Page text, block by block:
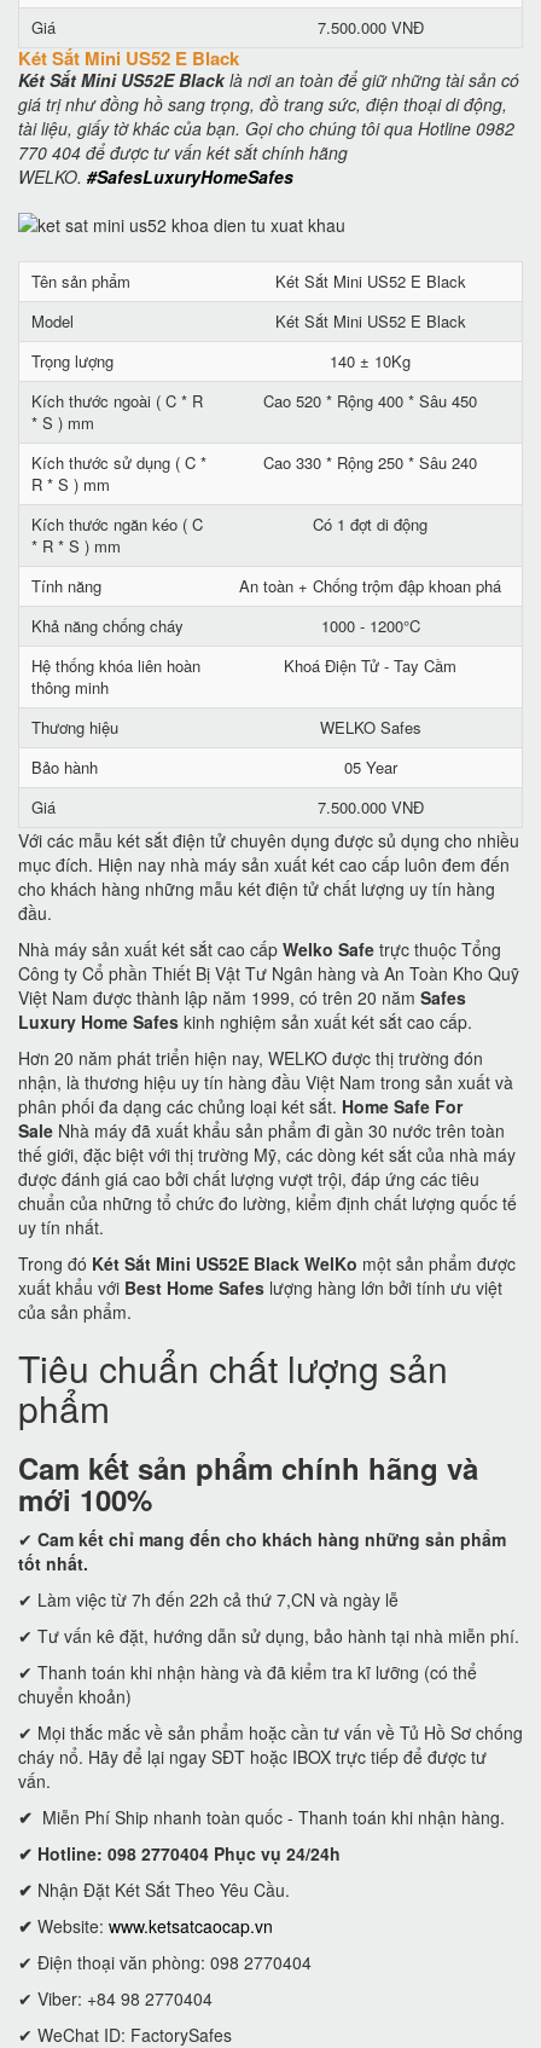
Giá 7.500.000 VNĐ
Két Sắt Mini US52 E Black
Két Sắt Mini US52E Blacklà nơi an toàn để giữ những tài sản có
giá trị như đồng hồ sang trọng, đồ trang sức, điện thoại di động,
tài liệu, giấy tờ khác của bạn. Gọi cho chúng tôi qua Hotline 0982
770 404 để được tư vấn két sắt chính hãng
WELKO. #SafesLuxuryHomeSafes
Tên sản phẩm
Két Sắt Mini US52 E Black
Model
Két Sắt Mini US52 E Black
Trọng lượng
140 ± 10Kg
Kích thước ngoài ( C * R
* S ) mm
Cao 520 * Rộng 400 * Sâu 450
Kích thước sử dụng ( C *
R * S ) mm
Cao 330 * Rộng 250 * Sâu 240
Kích thước ngăn kéo ( C
* R * S ) mm
Có 1 đợt di động
Tính năng
An toàn + Chống trộm đập khoan phá
Khả năng chống cháy
1000 - 1200°C
Hệ thống khóa liên hoàn
thông minh
Khoá Điện Tử - Tay Cầm
Thương hiệu
WELKO Safes
Bảo hành
05 Year
Giá
7.500.000 VNĐ
Với các mẫu két sắt điện tử chuyên dụng được sủ dụng cho nhiều
mục đích. Hiện nay nhà máy sản xuất két cao cấp luôn đem đến
cho khách hàng những mẫu két điện tử chất lượng uy tín hàng
đầu.
Nhà máy sản xuất két sắt cao cấp Welko Safe trực thuộc Tổng
Công ty Cổ phần Thiết Bị Vật Tư Ngân hàng và An Toàn Kho Quỹ
Việt Nam được thành lập năm 1999, có trên 20 năm Safes
Luxury Home Safes kinh nghiệm sản xuất két sắt cao cấp.
Hơn 20 năm phát triển hiện nay, WELKO được thị trường đón
nhận, là thương hiệu uy tín hàng đầu Việt Nam trong sản xuất và
phân phối đa dạng các chủng loại két sắt. Home Safe For
Sale Nhà máy đã xuất khẩu sản phẩm đi gần 30 nước trên toàn
thế giới, đặc biệt với thị trường Mỹ, các dòng két sắt của nhà máy
được đánh giá cao bởi chất lượng vượt trội, đáp ứng các tiêu
chuẩn của những tổ chức đo lường, kiểm định chất lượng quốc tế
uy tín nhất.
Trong đó Két Sắt Mini US52E Black WelKo một sản phẩm được
xuất khẩu với Best Home Safes lượng hàng lớn bởi tính ưu việt
của sản phẩm.
Tiêu chuẩn chất lượng sản
phẩm
Cam kết sản phẩm chính hãng và
mới 100%
✔ Cam kết chỉ mang đến cho khách hàng những sản phẩm
tốt nhất.
✔ Làm việc từ 7h đến 22h cả thứ 7,CN và ngày lễ
✔ Tư vấn kê đặt, hướng dẫn sử dụng, bảo hành tại nhà miễn phí.
✔ Thanh toán khi nhận hàng và đã kiểm tra kĩ lưỡng (có thể
chuyển khoản)
✔ Mọi thắc mắc về sản phẩm hoặc cần tư vấn về Tủ Hồ Sơ chống
cháy nổ. Hãy để lại ngay SĐT hoặc IBOX trực tiếp để được tư
vấn.
✔ Miễn Phí Ship nhanh toàn quốc - Thanh toán khi nhận hàng.
✔ Hotline: 098 2770404 Phục vụ 24/24h
✔ Nhận Đặt Két Sắt Theo Yêu Cầu.
✔ Website: www.ketsatcaocap.vn
✔ Điện thoại văn phòng: 098 2770404
✔ Viber: +84 98 2770404
✔ WeChat ID: FactorySafes